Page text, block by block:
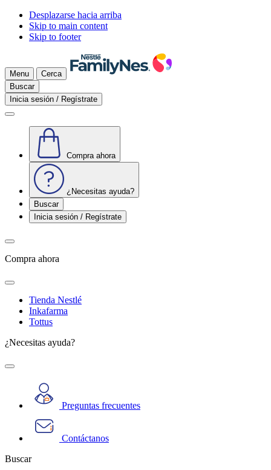
Desplazarse hacia arriba
Skip to main content
Skip to footer
Menu
Cerca
Buscar
Inicia sesión / Regístrate
Compra ahora
¿Necesitas ayuda?
Buscar
Inicia sesión / Regístrate
Compra ahora
Tienda Nestlé
Inkafarma
Tottus
¿Necesitas ayuda?
Preguntas frecuentes
Contáctanos
Buscar